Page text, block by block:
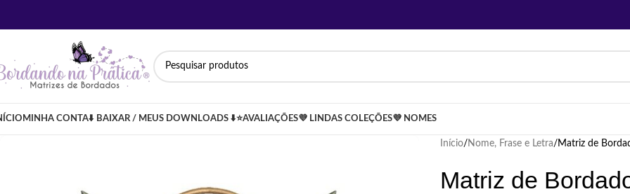
MINHA CONTA⬇️ BAIXAR / MEUS DOWNLOADS ⬇️⭐AVALIAÇÕES💜 LINDAS COLEÇÕES💜 NOMES
Início Nome, Frase e Letra Matriz de
Matriz de